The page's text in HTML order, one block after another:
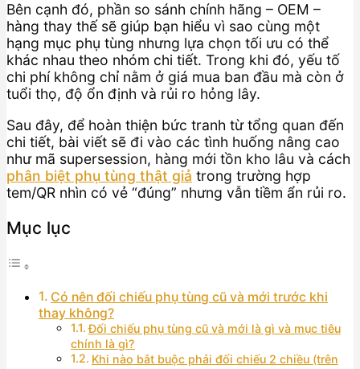
Bên cạnh đó, phần so sánh chính hãng – OEM –
hàng thay thế sẽ giúp bạn hiểu vì sao cùng một
hạng mục phụ tùng nhưng lựa chọn tối ưu có thể
khác nhau theo nhóm chi tiết. Trong khi đó, yếu tố
chi phí không chỉ nằm ở giá mua ban đầu mà còn ở
tuổi thọ, độ ổn định và rủi ro hỏng lây.
Sau đây, để hoàn thiện bức tranh từ tổng quan đến
chi tiết, bài viết sẽ đi vào các tình huống nâng cao
như mã supersession, hàng mới tồn kho lâu và cách
phân biệt phụ tùng thật giả trong trường hợp
tem/QR nhìn có vẻ “đúng” nhưng vẫn tiềm ẩn rủi ro.
Mục lục
Có nên đối chiếu phụ tùng cũ và mới trước khi
thay không?
Đối chiếu phụ tùng cũ và mới là gì và mục tiêu
chính là gì?
Khi nào bắt buộc phải đối chiếu 2 chiều (trên